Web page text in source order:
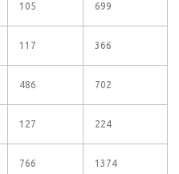
105 699
117 366
486 702
127 224
766 1374